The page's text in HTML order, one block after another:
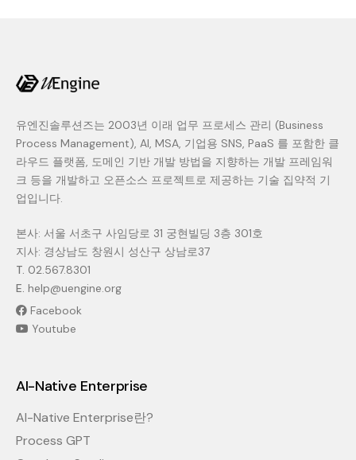
유엔진솔루션즈는 2003년 이래 업무 프로세스 관리 (Business
Process Management), AI, MSA, 기업용 SNS, PaaS 를 포함한 클
라우드 플랫폼, 도메인 기반 개발 방법을 지향하는 개발 프레임워
크 등을 개발하고 오픈소스 프로젝트로 제공하는 기술 집약적 기
업입니다.
본사: 서울 서초구 사임당로 31 궁현빌딩 3층 301호
지사: 경상남도 창원시 성산구 상남로37
T. 02.567.8301
E. help@uengine.org
Facebook
Youtube
AI-Native Enterprise
AI-Native Enterprise란?
Process GPT